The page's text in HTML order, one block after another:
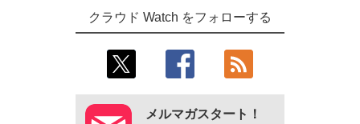
クラウド Watch をフォローする
メルマガスタート！